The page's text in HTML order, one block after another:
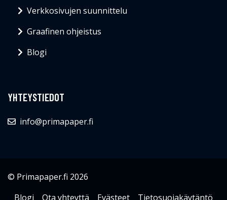
Verkkosivujen suunnittelu
Graafinen ohjeistus
Blogi
YHTEYSTIEDOT
info@primapaper.fi
© Primapaper.fi 2026
Blogi
Ota yhteyttä Evästeet Tietosuojakäytäntö